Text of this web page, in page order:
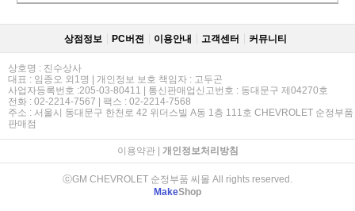
상점정보 PC버젼 이용안내 고객센터 커뮤니티
상호명 : 진수상사
대표 : 임종오 외1명 | 개인정보 보호 책임자 : 고두곤
사업자등록번호 :205-03-80411 | 통신판매업신고번호 : 동대문구 제04270호
전화 : 02-2214-7567 | 팩스 : 02-2214-7568
주소 : 서울시 동대문구 한천로 42 위더스빌 A동 1층 111호 CHEVROLET 순정부품
판매점
이용약관| 개인정보처리방침
ⓒGM CHEVROLET 순정부품 씨몰 All rights reserved.
MakeShop